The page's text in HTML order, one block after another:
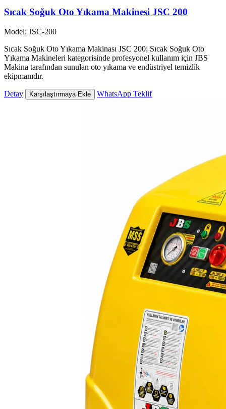
Sıcak Soğuk Oto Yıkama Makinesi JSC 200
Model: JSC-200
Sıcak Soğuk Oto Yıkama Makinası JSC 200; Sıcak Soğuk Oto
Yıkama Makineleri kategorisinde profesyonel kullanım için JBS
Makina tarafından sunulan oto yıkama ve endüstriyel temizlik
ekipmanıdır.
Detay Karşılaştırmaya Ekle WhatsApp Teklif